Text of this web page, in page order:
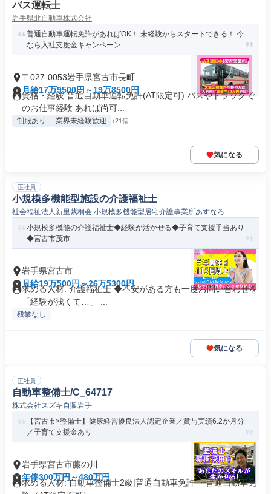
バス運転士
岩手県北自動車株式会社
普通自動車運転免許があればOK！ 未経験からスタートできる！ 今
なら入社支度金キャンペーン...
〒027-0053岩手県宮古市長町
月給17万9500円～19万8500円
資格・経験 普通自動車運転免許(AT限定可) バスやトラックで
のお仕事経験 あれば尚可...
制服あり 業界未経験歓迎 +21個
気になる
正社員
小規模多機能型施設の介護福祉士
社会福祉法人新里紫桐会 小規模多機能型居宅介護事業所あすなろ
小規模多機能の介護福祉士◆経験が活かせる◆子育て支援手当あり
◆宮古市茂市
岩手県宮古市
月給19万500円～26万5300円
求める人材: 介護福祉士 ◆不安がある方も一度お問い合わせを
「経験が浅くて…」 ...
残業なし
気になる
正社員
自動車整備士/C_64717
株式会社スズキ自販岩手
【宮古市×整備士】健康経営優良法人認定企業／賞与実績6.2か月分
／子育て支援金あり
岩手県宮古市藤の川
年俸300万円～480万円
求める人材: 自動車整備士2級|普通自動車免許 ・普通自動車免